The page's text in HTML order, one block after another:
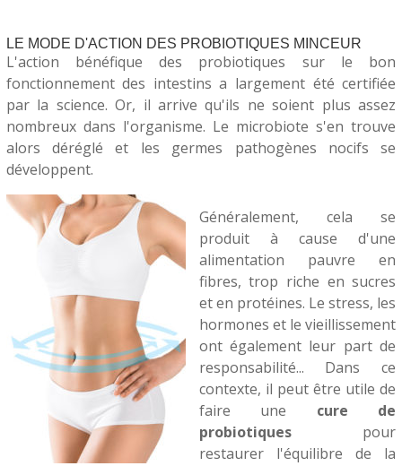
LE MODE D'ACTION DES PROBIOTIQUES MINCEUR
L'action bénéfique des probiotiques sur le bon
fonctionnement des intestins a largement été certifiée
par la science. Or, il arrive qu'ils ne soient plus assez
nombreux dans l'organisme. Le microbiote s'en trouve
alors déréglé et les germes pathogènes nocifs se
développent.
Généralement, cela se
produit à cause d'une
alimentation pauvre en
fibres, trop riche en sucres
et en protéines. Le stress, les
hormones et le vieillissement
ont également leur part de
responsabilité... Dans ce
contexte, il peut être utile de
faire une cure de
probiotiquespour
restaurer l'équilibre de la